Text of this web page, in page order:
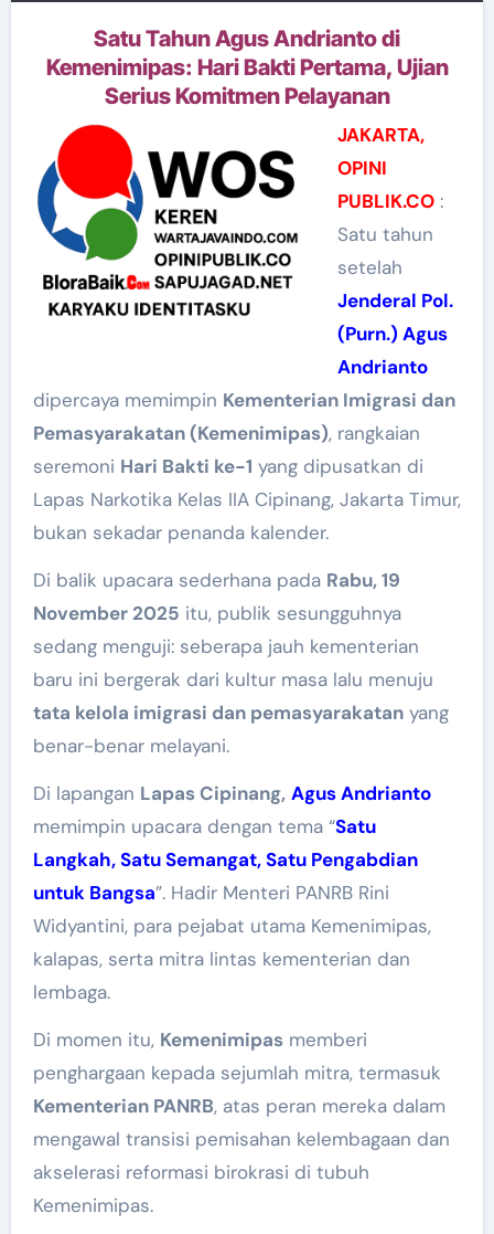
Satu Tahun Agus Andrianto di
Kemenimipas: Hari Bakti Pertama, Ujian
Serius Komitmen Pelayanan
JAKARTA,
OPINI
PUBLIK.CO :
Satu tahun
setelah
Jenderal Pol.
(Purn.) Agus
Andrianto
dipercaya memimpin Kementerian Imigrasi dan
Pemasyarakatan (Kemenimipas), rangkaian
seremoni Hari Bakti ke-1 yang dipusatkan di
Lapas Narkotika Kelas IIA Cipinang, Jakarta Timur,
bukan sekadar penanda kalender.
Di balik upacara sederhana pada Rabu, 19
November 2025 itu, publik sesungguhnya
sedang menguji: seberapa jauh kementerian
baru ini bergerak dari kultur masa lalu menuju
tata kelola imigrasi dan pemasyarakatanyang
benar-benar melayani.
Di lapangan Lapas Cipinang, Agus Andrianto
memimpin upacara dengan tema “Satu
Langkah, Satu Semangat, Satu Pengabdian
untuk Bangsa”. Hadir Menteri PANRB Rini
Widyantini, para pejabat utama Kemenimipas,
kalapas, serta mitra lintas kementerian dan
lembaga.
Di momen itu, Kemenimipasmemberi
penghargaan kepada sejumlah mitra, termasuk
Kementerian PANRB, atas peran mereka dalam
mengawal transisi pemisahan kelembagaan dan
akselerasi reformasi birokrasi di tubuh
Kemenimipas.